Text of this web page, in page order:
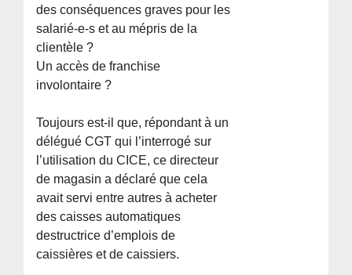
des conséquences graves pour les
salarié-e-s et au mépris de la
clientèle ?
Un accès de franchise
involontaire ?
Toujours est-il que, répondant à un
délégué CGT qui l’interrogé sur
l’utilisation du CICE, ce directeur
de magasin a déclaré que cela
avait servi entre autres à acheter
des caisses automatiques
destructrice d’emplois de
caissières et de caissiers.